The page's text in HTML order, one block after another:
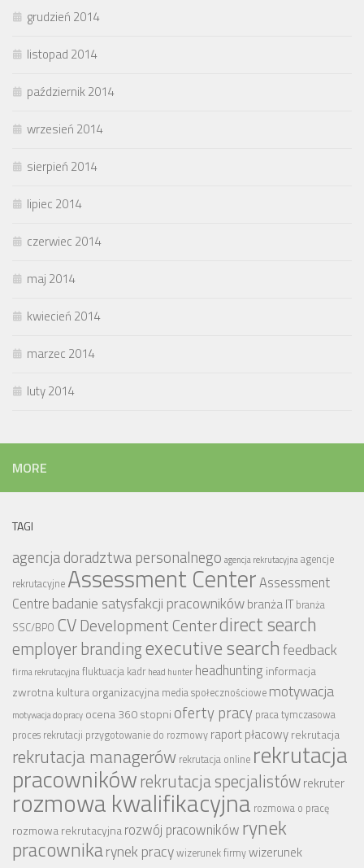
grudzień 2014
listopad 2014
październik 2014
wrzesień 2014
sierpień 2014
lipiec 2014
czerwiec 2014
maj 2014
kwiecień 2014
marzec 2014
luty 2014
MORE
TAGI
agencja doradztwa personalnego agencja rekrutacyjnaagencje
rekrutacyjne Assessment CenterAssessment
Centre badanie satysfakcji pracownikówbranża IT branża
SSC/BPO CV Development Centerdirect search
employer brandingexecutive searchfeedback
firma rekrutacyjnafluktuacja kadr head hunter headhunting informacja
zwrotnakultura organizacyjna media społecznościowe motywacja
motywacja do pracy ocena 360 stopni oferty pracy praca tymczasowa
proces rekrutacji przygotowanie do rozmowy raport płacowyrekrutacja
rekrutacja managerów rekrutacja online rekrutacja
pracownikówrekrutacja specjalistówrekruter
rozmowa kwalifikacyjna rozmowa o pracę
rozmowa rekrutacyjnarozwój pracowników rynek
pracownikarynek pracywizerunek firmywizerunek